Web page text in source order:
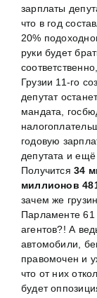
зарплаты
что в год
20%
руки будет
Грузии 11-го
депутат
мандата,
годовую
депутата и
Получится34
миллионов
зачем же
Парламенте 61
агентов?! А
автомобили,
правомочен и
что от них
будет